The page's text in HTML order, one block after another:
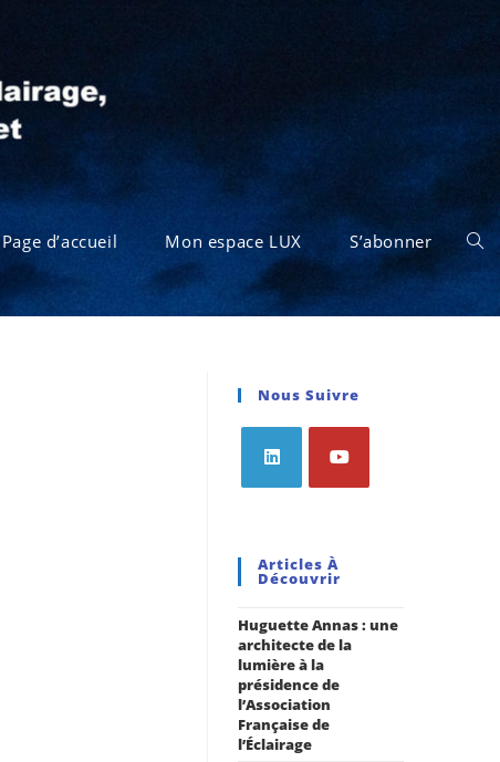
Page d’accueil Mon espace LUX S’abonner
Nous Suivre
Articles À
Découvrir
Huguette Annas : une
architecte de la
lumière à la
présidence de
l’Association
Française de
l’Éclairage